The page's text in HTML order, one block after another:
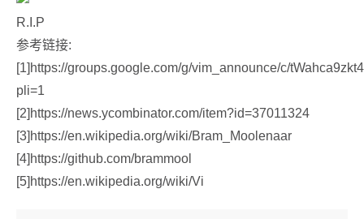
R.I.P
参考链接:
[1]https://groups.google.com/g/vim_announce/c/
pli=1
[2]https://news.ycombinator.com/item?id=37011324
[3]https://en.wikipedia.org/wiki/Bram_Moolenaar
[4]https://github.com/brammool
[5]https://en.wikipedia.org/wiki/Vi